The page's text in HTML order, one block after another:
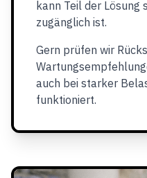
kann Teil der
zugänglich ist.
Gern prüfen wir
auch bei starker
funktioniert.